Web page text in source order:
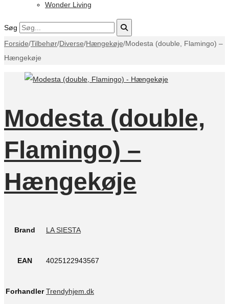
Wonder Living
Søg
Forside/Tilbehør/Diverse/Hængekøje/Modesta (double, Flamingo) –
Hængekøje
Modesta (double,
Flamingo) –
Hængekøje
Brand LA SIESTA
EAN 4025122943567
Forhandler Trendyhjem.dk